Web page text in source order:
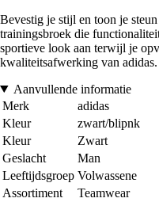
Bevestig je stijl en toon je
trainingsbroek die
sportieve look aan terwijl je
kwaliteitsafwerking van adidas.
Aanvullende informatie
Merk
adidas
Kleur
zwart/blipnk
Kleur
Zwart
Geslacht
Man
Leeftijdsgroep Volwassene
Assortiment
Teamwear